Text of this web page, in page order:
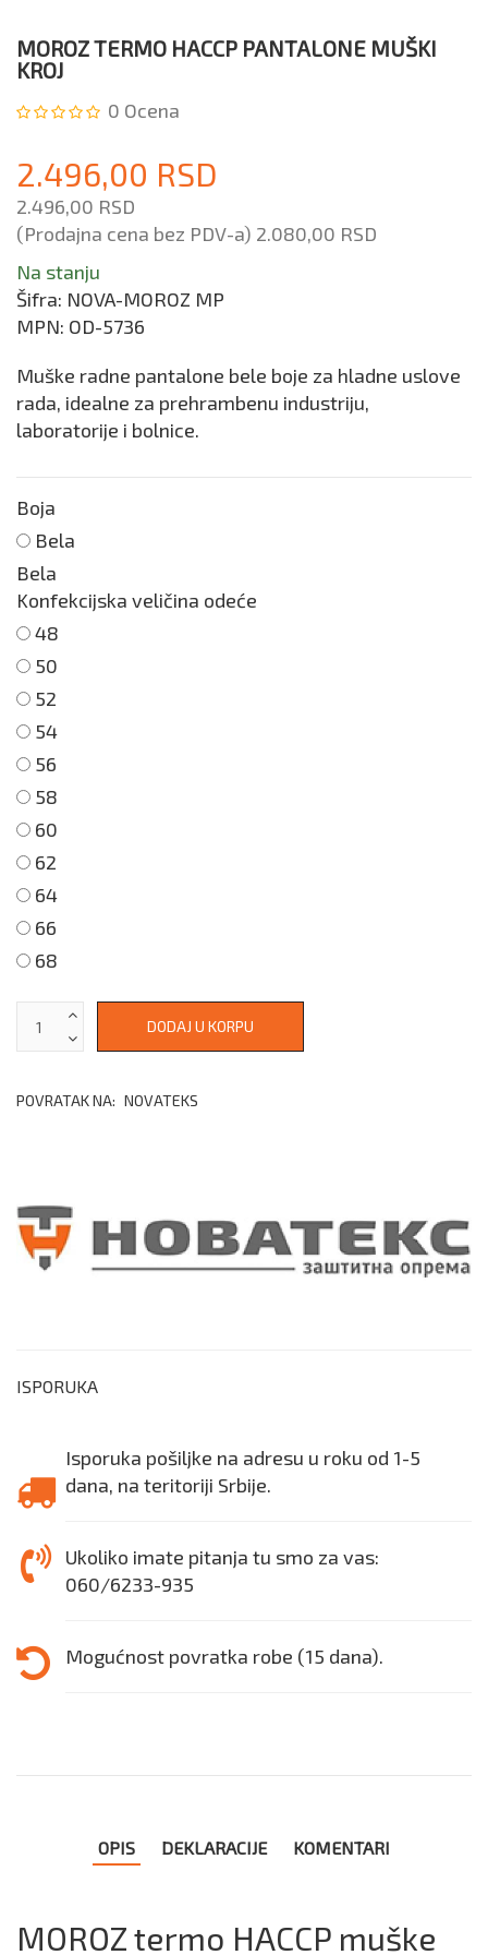
MOROZ TERMO HACCP PANTALONE MUŠKI
KROJ
0 Ocena
2.496,00 RSD
2.496,00 RSD
(Prodajna cena bez PDV-a) 2.080,00 RSD
Na stanju
Šifra: NOVA-MOROZ MP
MPN: OD-5736
Muške radne pantalone bele boje za hladne uslove
rada, idealne za prehrambenu industriju,
laboratorije i bolnice.
Boja
Bela
Bela
Konfekcijska veličina odeće
48
50
52
54
56
58
60
62
64
66
68
POVRATAK NA: NOVATEKS
ISPORUKA
Isporuka pošiljke na adresu u roku od 1-5
dana, na teritoriji Srbije.
Ukoliko imate pitanja tu smo za vas:
060/6233-935
Mogućnost povratka robe (15 dana).
OPIS DEKLARACIJE KOMENTARI
MOROZ termo HACCP muške